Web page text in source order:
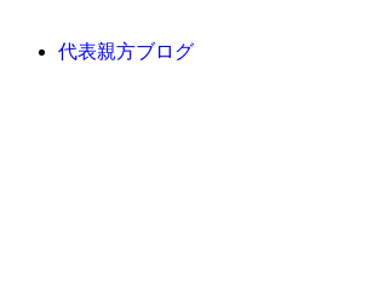
代表親方ブログ